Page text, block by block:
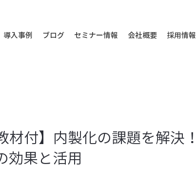
導入事例 ブログ セミナー情報 会社概要 採用情報
材付】内製化の課題を解決！
効果と活用